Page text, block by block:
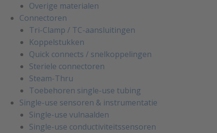
Overige materialen
Connectoren
Tri-Clamp / TC-aansluitingen
Koppelstukken
Quick connects / snelkoppelingen
Steriele connectoren
Steam-Thru
Toebehoren single-use tubing
Single-use sensoren & instrumentatie
Single-use vulnaalden
Single-use conductiviteitssensoren